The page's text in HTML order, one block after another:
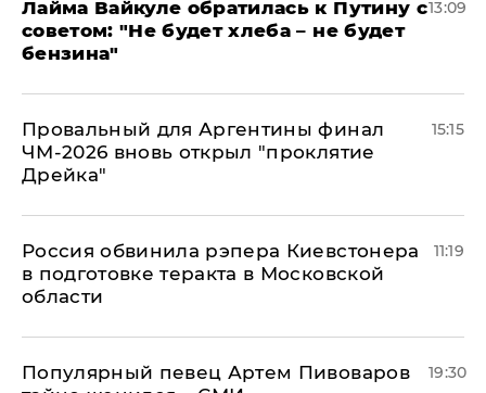
Лайма Вайкуле обратилась к Путину с
советом: "Не будет хлеба – не будет
бензина"
13:09
Провальный для Аргентины финал
ЧМ-2026 вновь открыл "проклятие
Дрейка"
15:15
Россия обвинила рэпера Киевстонера
в подготовке теракта в Московской
области
11:19
Популярный певец Артем Пивоваров
19:30